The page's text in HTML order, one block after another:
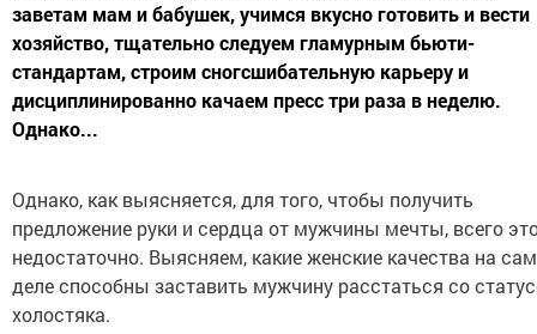
заветам мам и бабушек, учимся вкусно готовить и вести
хозяйство, тщательно следуем гламурным бьюти-
стандартам, строим сногсшибательную карьеру и
дисциплинированно качаем пресс три раза в неделю.
Однако...
Однако, как выясняется, для того, чтобы получить
предложение руки и сердца от мужчины мечты, всего
недостаточно. Выясняем, какие женские качества на
деле способны заставить мужчину расстаться со
холостяка.